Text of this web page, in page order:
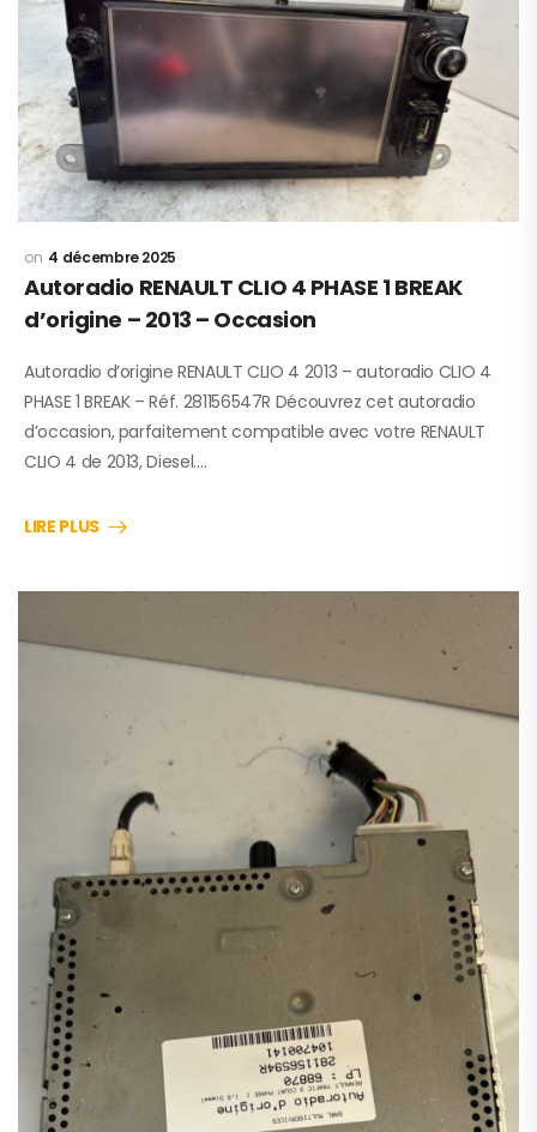
4 décembre 2025
Autoradio RENAULT CLIO 4 PHASE 1 BREAK
d’origine – 2013 – Occasion
Autoradio d’origine RENAULT CLIO 4 2013 – autoradio CLIO 4
PHASE 1 BREAK – Réf. 281156547R Découvrez cet autoradio
d’occasion, parfaitement compatible avec votre RENAULT
CLIO 4 de 2013, Diesel.…
LIRE PLUS